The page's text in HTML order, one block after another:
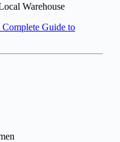
Warehouse
Guide to